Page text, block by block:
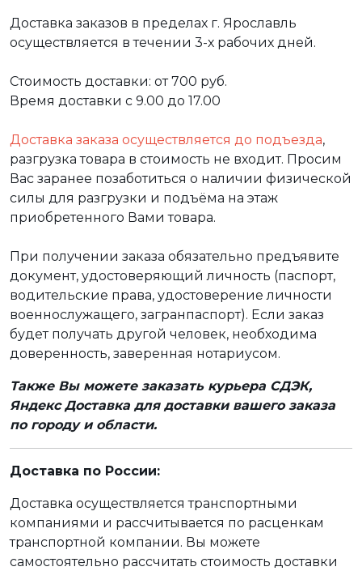
Доставка заказов в пределах г. Ярославль
осуществляется в течении 3-х рабочих дней.
Стоимость доставки: от 700 руб.
Время доставки с 9.00 до 17.00
Доставка заказа осуществляется до подъезда,
разгрузка товара в стоимость не входит. Просим
Вас заранее позаботиться о наличии физической
силы для разгрузки и подъёма на этаж
приобретенного Вами товара.
При получении заказа обязательно предъявите
документ, удостоверяющий личность (паспорт,
водительские права, удостоверение личности
военнослужащего, загранпаспорт). Если заказ
будет получать другой человек, необходима
доверенность, заверенная нотариусом.
Также Вы можете заказать курьера СДЭК,
Яндекс Доставка для доставки вашего заказа
по городу и области.
Доставка по России:
Доставка осуществляется транспортными
компаниями и рассчитывается по расценкам
транспортной компании. Вы можете
самостоятельно рассчитать стоимость доставки